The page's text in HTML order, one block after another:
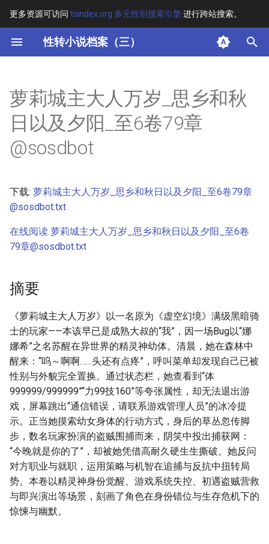
更多资源可访问 tsindex.org 多元性别搜索引擎进行跨站搜索。
性转小说档案（三）
键
开
始
搜
其他信息
正文
萝莉城主大人万岁_思乡和秋
日以及夕阳_至6卷79章
@sosdbot
下载: 萝莉城主大人万岁_思乡和秋日以及夕阳_至6卷79章
@sosdbot.txt
在线阅读 萝莉城主大人万岁_思乡和秋日以及夕阳_至6卷
79章@sosdbot.txt
摘要
《萝莉城主大人万岁》以一名原为《虚空幻境》满级黑暗骑
士的玩家——本该早已是成熟大叔的“我”，因一场Bug以“娜
娜希”之名苏醒在异世界的精灵神幼体。清晨，她在森林中
醒来：“呜～啊啊……头还有点疼”，呼叫菜单却发现自己已被
性别与外貌完全置换。通过状态栏，她查看到“体
999999/999999”“力99技160”等夸张属性，却无法退出游
戏，屏幕跳出“通信错误，请联系游戏管理人员”的冰冷提
示。正当她摸索幼女身体的行动方式，身后的草丛忽传脚
步，数名玩家扮演的盗贼围捕而来，阴笑中投出捕获网：
“今晚就是你的了”，却被她凭借高耐久硬生生撕破。她反问
对方职业与就职，运用策略与机智在追捕与反抗中扭转局
势。本卷以精灵神身份觉醒、游戏系统失控、初遇盗贼营救
与即兴演出等场景，刻画了角色在身份错位与生存危机下的
惊悚与幽默。